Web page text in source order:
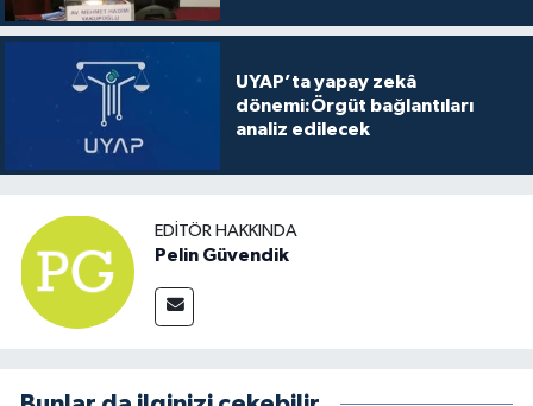
UYAP’ta yapay zekâ
dönemi:Örgüt bağlantıları
analiz edilecek
EDITÖR HAKKINDA
Pelin Güvendik